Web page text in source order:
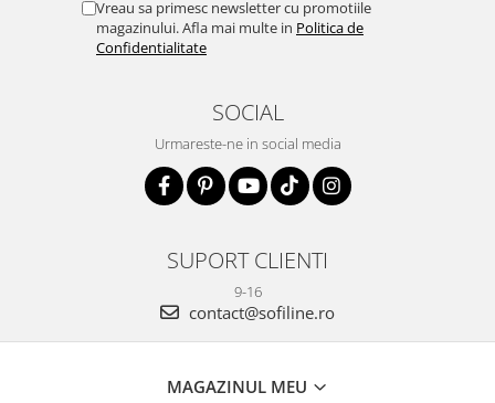
Vreau sa primesc newsletter cu promotiile
magazinului. Afla mai multe in Politica de
Confidentialitate
SOCIAL
Urmareste-ne in social media
SUPORT CLIENTI
9-16
contact@sofiline.ro
MAGAZINUL MEU